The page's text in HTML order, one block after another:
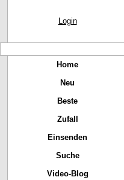
Login
Home
Neu
Beste
Zufall
Einsenden
Suche
Video-Blog